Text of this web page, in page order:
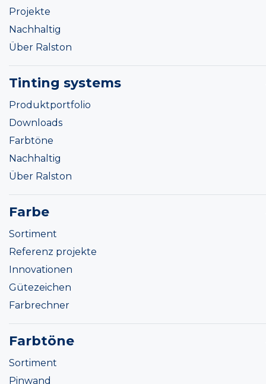
Projekte
Nachhaltig
Über Ralston
Tinting systems
Produktportfolio
Downloads
Farbtöne
Nachhaltig
Über Ralston
Farbe
Sortiment
Referenz projekte
Innovationen
Gütezeichen
Farbrechner
Farbtöne
Sortiment
Pinwand